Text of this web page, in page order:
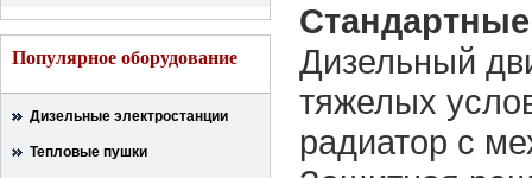
Популярное оборудование
Дизельные электростанции
Тепловые пушки
Дизельный
тяжелых
радиатор с